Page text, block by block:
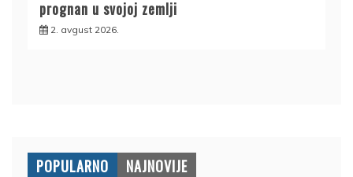
prognan u svojoj zemlji
2. avgust 2026.
POPULARNO NAJNOVIJE